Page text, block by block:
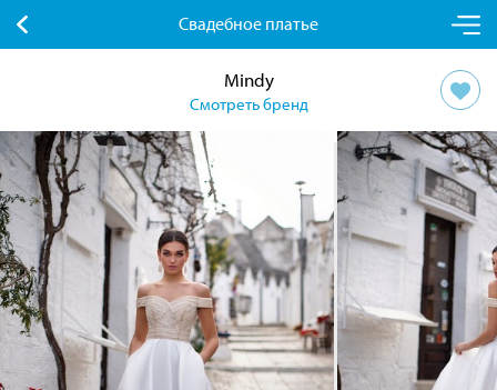
Свадебное платье
Mindy
Смотреть бренд